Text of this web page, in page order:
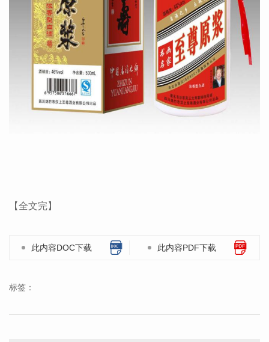
【全文完】
此内容DOC下载 此内容PDF下载
标签：